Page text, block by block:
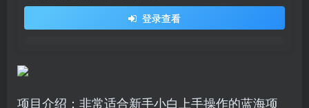
登录查看
项目介绍：非常适合新手小白上手操作的蓝海项